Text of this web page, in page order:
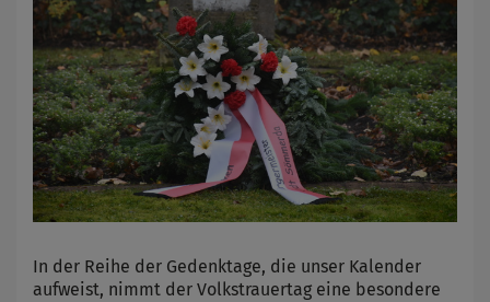
In der Reihe der Gedenktage, die unser Kalender
aufweist, nimmt der Volkstrauertag eine besondere